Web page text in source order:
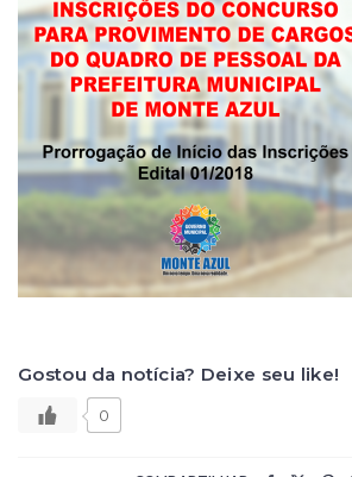
Gostou da notícia? Deixe seu like!
0